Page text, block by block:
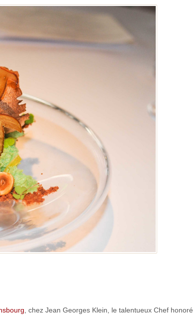
, chez Jean Georges Klein, le talentueux Chef honoré